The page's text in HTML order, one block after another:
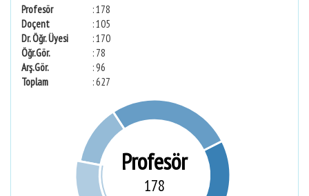
Profesör
: 178
Doçent
: 105
Dr. Öğr. Üyesi
: 170
Öğr.Gör.
: 78
Arş.Gör.
: 96
Toplam
: 627
Profesör
178